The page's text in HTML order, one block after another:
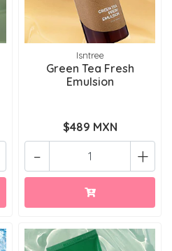
Isntree
Green Tea Fresh
Emulsion
$489 MXN
+
-